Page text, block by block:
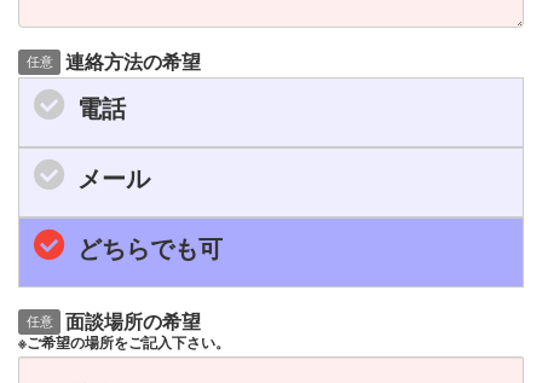
任意 連絡方法の希望
電話
メール
どちらでも可
任意 面談場所の希望
※ご希望の場所をご記入下さい。